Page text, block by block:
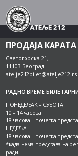
Skip
to
content
ПРОДАЈА КАРАТА
Светогорска 21,
11103 Београд
atelje212bilet@atelje212.rs
РАДНО ВРЕМЕ
ПОНЕДЕЉАК – СУБОТА:
10 – 14 часова
18 часова – почетка
НЕДЕЉА:
18 часова – почетка
*када нема представа на
ради.